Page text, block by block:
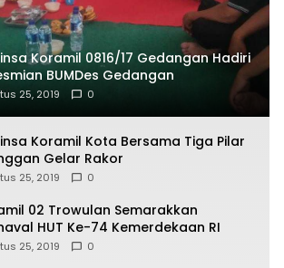
Koramil 0816/17 Gedangan Hadiri
BUMDes Gedangan
25, 2019 0
Koramil Kota Bersama Tiga Pilar
Gelar Rakor
25, 2019 0
02 Trowulan Semarakkan
HUT Ke-74 Kemerdekaan RI
25, 2019 0